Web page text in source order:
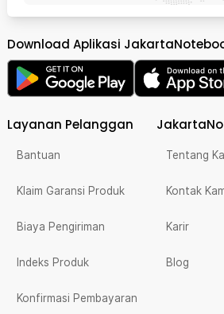
Download Aplikasi
Layanan Pelanggan
Bantuan
Klaim Garansi Produk
Biaya Pengiriman
Indeks Produk
Konfirmasi Pembayaran
Tentang
Kontak
Karir
Blog